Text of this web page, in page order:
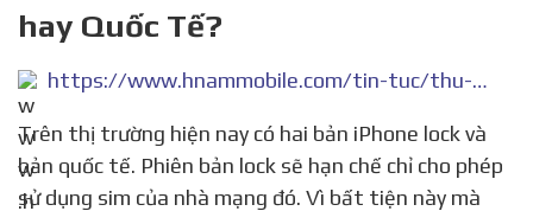
hay Quốc Tế?
https://www.hnammobile.com/tin-tuc/thu-thuat-ung-dung/kiem-tra-iphone-lock.21269.html
Trên thị trường hiện nay có hai bản iPhone lock và
bản quốc tế. Phiên bản lock sẽ hạn chế chỉ cho phép
sử dụng sim của nhà mạng đó. Vì bất tiện này mà